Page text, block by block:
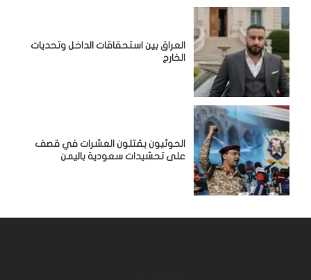
‏العراق بين استحقاقات الداخل وتحديات
الخارج
الحوثيون يقتلون العشرات في قصف
على تحشيدات سعودية باليمن